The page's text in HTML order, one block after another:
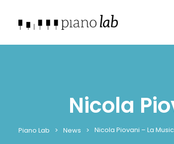
Nicola
Piano Lab News Nicola Piovani – La